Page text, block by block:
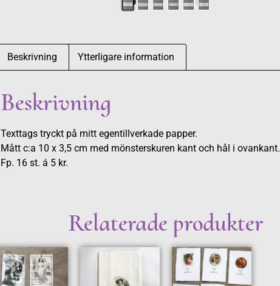
Beskrivning Ytterligare information
Beskrivning
Texttags tryckt på mitt egentillverkade papper.
Mått c:a 10 x 3,5 cm med mönsterskuren kant och hål i ovankant.
Fp. 16 st. á 5 kr.
Relaterade produkter